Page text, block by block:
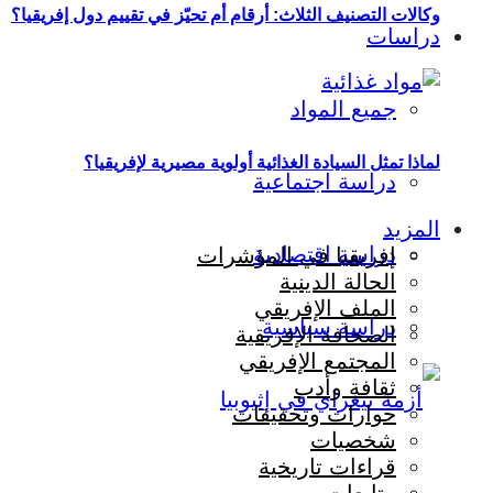
دراسات
جميع المواد
دراسة اجتماعية
دراسة اقتصادية
دراسة سياسية
وكالات التصنيف الثلاث: أرقام أم تحيّز في تقييم دول إفريقيا؟
لماذا تمثل السيادة الغذائية أولوية مصيرية لإفريقيا؟
المزيد
إفريقيا في المؤشرات
الحالة الدينية
الملف الإفريقي
الصحافة الإفريقية
المجتمع الإفريقي
ثقافة وأدب
حوارات وتحقيقات
شخصيات
قراءات تاريخية